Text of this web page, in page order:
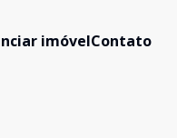
imóvelContato